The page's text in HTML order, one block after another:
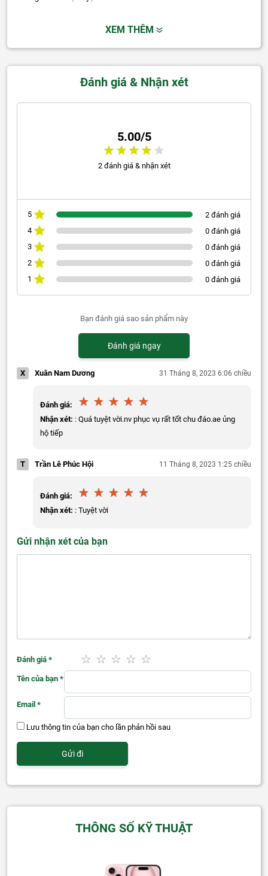
XEM THÊM
Đánh giá & Nhận xét
5.00/5
2 đánh giá & nhận xét
5
2 đánh giá
4
0 đánh giá
3
0 đánh giá
2
0 đánh giá
1
0 đánh giá
Bạn đánh giá sao sản phẩm này
Đánh giá ngay
X Xuân Nam Dương 31 Tháng 8, 2023 6:06 chiều
Đánh giá:
Nhận xét: : Quá tuyệt vời.nv phục vụ rất tốt chu đáo.ae ủng
hộ tiếp
T Trần Lê Phúc Hội 11 Tháng 8, 2023 1:25 chiều
Đánh giá:
Nhận xét: : Tuyệt vời
Gửi nhận xét của bạn
Đánh giá *
Tên của bạn *
Email *
Lưu thông tin của bạn cho lần phản hồi sau
THÔNG SỐ KỸ THUẬT